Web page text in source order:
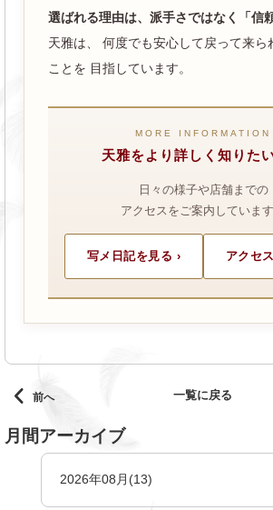
選ばれる理由は、派手さではなく「信頼
天雅は、 何度でも安心して戻って来ら
ことを 目指しています。
MORE INFORMATION
天雅をより詳しく知りた
日々の様子や店舗までの
アクセスをご案内しています
写メ日記を見る › アクセ
前へ 一覧に戻る
月間アーカイブ
2026年08月(13)